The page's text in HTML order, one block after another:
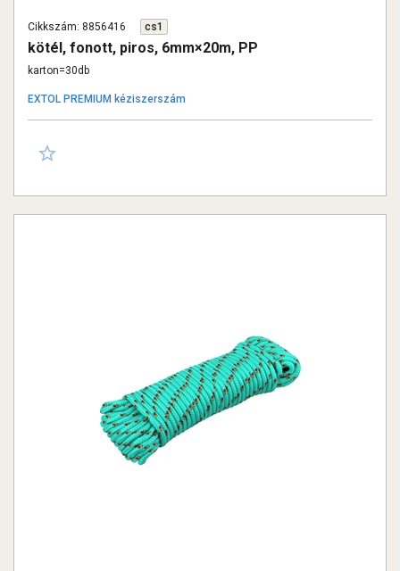
Cikkszám: 8856416 cs1
kötél, fonott, piros, 6mm×20m, PP
karton=30db
EXTOL PREMIUM kéziszerszám